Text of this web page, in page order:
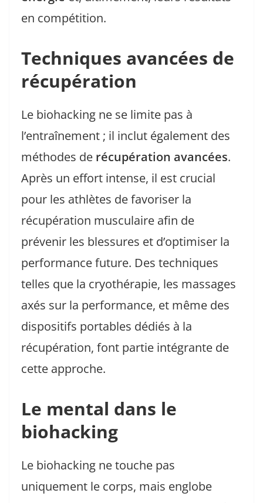
en compétition.
Techniques avancées de
récupération
Le biohacking ne se limite pas à
l’entraînement ; il inclut également des
méthodes de récupération avancées.
Après un effort intense, il est crucial
pour les athlètes de favoriser la
récupération musculaire afin de
prévenir les blessures et d’optimiser la
performance future. Des techniques
telles que la cryothérapie, les massages
axés sur la performance, et même des
dispositifs portables dédiés à la
récupération, font partie intégrante de
cette approche.
Le mental dans le
biohacking
Le biohacking ne touche pas
uniquement le corps, mais englobe